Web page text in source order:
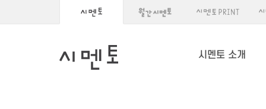
시멘토 소개